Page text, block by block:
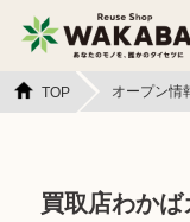
TOP オープン情
買取店わかば